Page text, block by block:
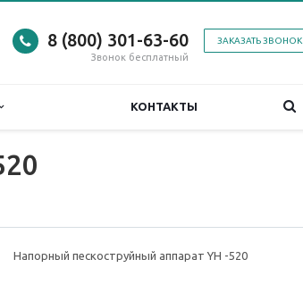
ЗАКАЗАТЬ ЗВОНОК
8 (800) 301-63-60
Звонок бесплатный
КОНТАКТЫ
Напорный пескоструйный аппарат YH -520